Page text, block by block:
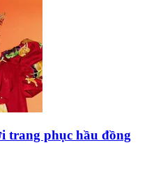
trang phục hầu đồng